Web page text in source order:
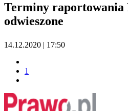
Terminy
odwieszone
14.12.2020 | 17:50
1